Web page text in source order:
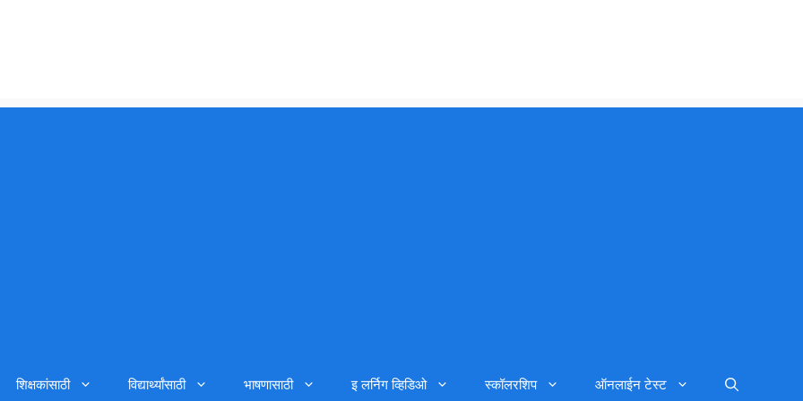
शिक्षकांसाठी विद्यार्थ्यांसाठी भाषणासाठी इ लर्निग व्हिडिओ स्कॉलरशिप ऑनलाईन टेस्ट